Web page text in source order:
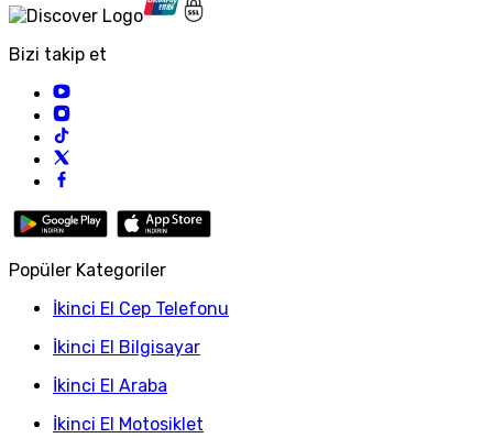
Bizi takip et
Popüler Kategoriler
İkinci El Cep Telefonu
İkinci El Bilgisayar
İkinci El Araba
İkinci El Motosiklet